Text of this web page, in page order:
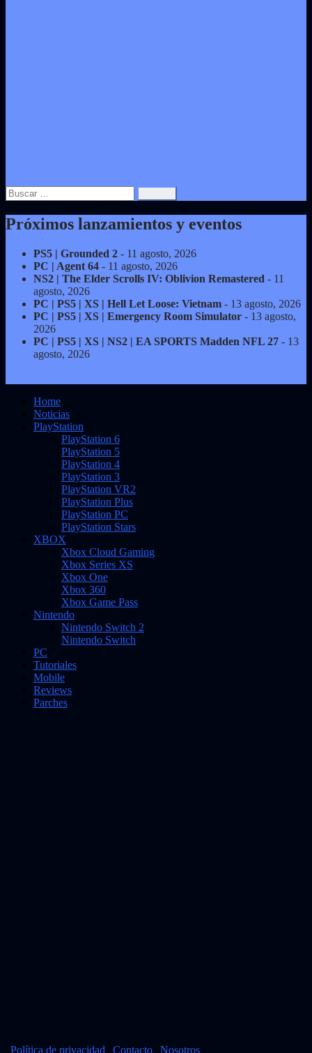
Buscar:
Próximos lanzamientos y eventos
PS5 | Grounded 2 - 11 agosto, 2026
PC | Agent 64 - 11 agosto, 2026
NS2 | The Elder Scrolls IV: Oblivion Remastered - 11
agosto, 2026
PC | PS5 | XS | Hell Let Loose: Vietnam - 13 agosto, 2026
PC | PS5 | XS | Emergency Room Simulator - 13 agosto,
2026
PC | PS5 | XS | NS2 | EA SPORTS Madden NFL 27 - 13
agosto, 2026
Home
Noticias
PlayStation
PlayStation 6
PlayStation 5
PlayStation 4
PlayStation 3
PlayStation VR2
PlayStation Plus
PlayStation PC
PlayStation Stars
XBOX
Xbox Cloud Gaming
Xbox Series XS
Xbox One
Xbox 360
Xbox Game Pass
Nintendo
Nintendo Switch 2
Nintendo Switch
PC
Tutoriales
Mobile
Reviews
Parches
Política de privacidad Contacto Nosotros